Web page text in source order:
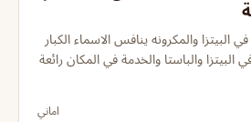
والمكرونه ينافس الاسماء الكبار
البيتزا والباستا والخدمة في المكان رائعة
اماني